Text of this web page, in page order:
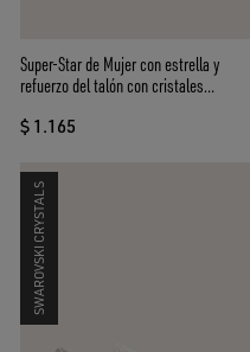
Super-Star de Mujer con estrella y
refuerzo del talón con cristales
$ 1.165
SWAROVSKI CRYSTALS